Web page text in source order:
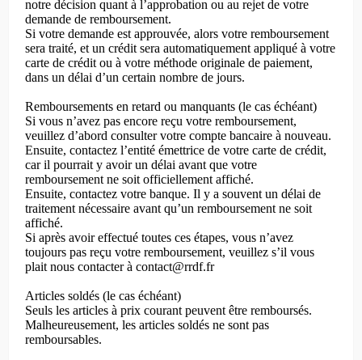
notre décision quant à l’approbation ou au rejet de votre
demande de remboursement.
Si votre demande est approuvée, alors votre remboursement
sera traité, et un crédit sera automatiquement appliqué à votre
carte de crédit ou à votre méthode originale de paiement,
dans un délai d’un certain nombre de jours.
Remboursements en retard ou manquants (le cas échéant)
Si vous n’avez pas encore reçu votre remboursement,
veuillez d’abord consulter votre compte bancaire à nouveau.
Ensuite, contactez l’entité émettrice de votre carte de crédit,
car il pourrait y avoir un délai avant que votre
remboursement ne soit officiellement affiché.
Ensuite, contactez votre banque. Il y a souvent un délai de
traitement nécessaire avant qu’un remboursement ne soit
affiché.
Si après avoir effectué toutes ces étapes, vous n’avez
toujours pas reçu votre remboursement, veuillez s’il vous
plait nous contacter à contact@rrdf.fr
Articles soldés (le cas échéant)
Seuls les articles à prix courant peuvent être remboursés.
Malheureusement, les articles soldés ne sont pas
remboursables.